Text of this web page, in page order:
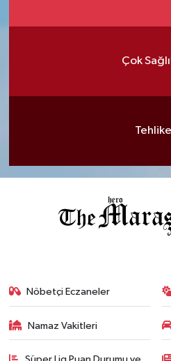
Çok
Nöbetçi Eczaneler
Namaz Vakitleri